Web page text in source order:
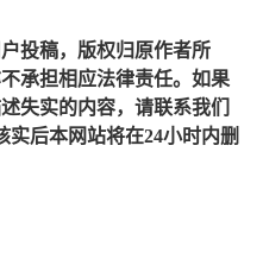
投稿，版权归原作者所
承担相应法律责任。如果
失实的内容，请联系我们
实后本网站将在24小时内删